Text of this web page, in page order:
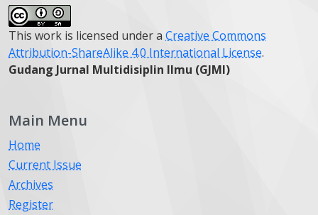
This work is licensed under a Creative Commons
Attribution-ShareAlike 4.0 International License.
Gudang Jurnal Multidisiplin Ilmu (GJMI)
Main Menu
Home
Current Issue
Archives
Register